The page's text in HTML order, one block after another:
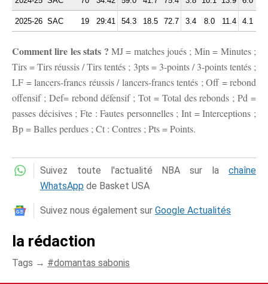
2025-26 SAC 19 29:41 54.3 18.5 72.7 3.4 8.0 11.4 4.1
Comment lire les stats ? MJ = matches joués ; Min = Minutes ;
Tirs = Tirs réussis / Tirs tentés ; 3pts = 3-points / 3-points tentés ;
LF = lancers-francs réussis / lancers-francs tentés ; Off = rebond
offensif ; Def= rebond défensif ; Tot = Total des rebonds ; Pd =
passes décisives ; Fte : Fautes personnelles ; Int = Interceptions ;
Bp = Balles perdues ; Ct : Contres ; Pts = Points.
Suivez toute l'actualité NBA sur la chaîne
WhatsApp de Basket USA
Suivez nous également sur Google Actualités
la rédaction
Tags → domantas sabonis